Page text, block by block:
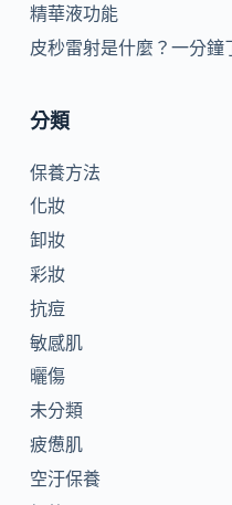
精華液功能
皮秒雷射是什麼？一分
分類
保養方法
化妝
卸妝
彩妝
抗痘
敏感肌
曬傷
未分類
疲憊肌
空汙保養